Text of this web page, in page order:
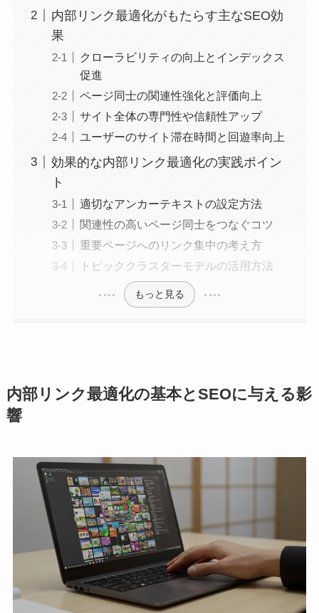
内部リンク最適化がもたらす主なSEO効
果
クローラビリティの向上とインデックス
促進
ページ同士の関連性強化と評価向上
サイト全体の専門性や信頼性アップ
ユーザーのサイト滞在時間と回遊率向上
効果的な内部リンク最適化の実践ポイン
ト
適切なアンカーテキストの設定方法
関連性の高いページ同士をつなぐコツ
重要ページへのリンク集中の考え方
トピッククラスターモデルの活用方法
もっと見る
内部リンク最適化の基本とSEOに与える影
響